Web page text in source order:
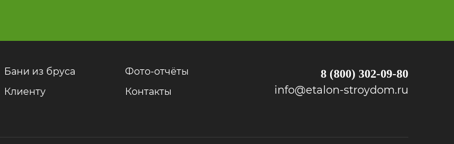
Бани из бруса
Фото-отчёты
Клиенту
Контакты
8 (800) 302-09-80
info@etalon-stroydom.ru